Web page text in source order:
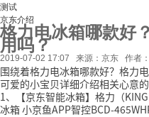
测试
京东介绍
格力电冰箱哪款好
用吗？
2019-07-02 17:07 来源：京东 作者
围绕着格力电冰箱哪款好？格力
可爱的小宝贝详细介绍相关心意
1、【京东智能冰箱】格力（
冰箱 小京鱼APP智控BCD-